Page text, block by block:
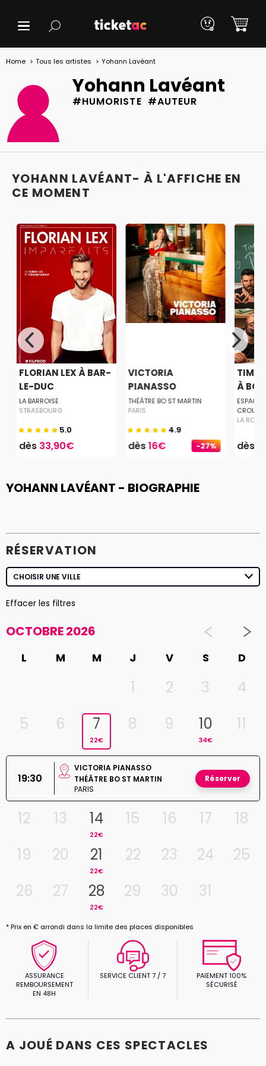
Home Tous les artistes Yohann Lavéant
Yohann Lavéant
#HUMORISTE #AUTEUR
YOHANN LAVÉANT- À L'AFFICHE EN
CE MOMENT
FLORIAN LEX À BAR-
LE-DUC
LA BARROISE
STRASBOURG
5.0
dès 33,90€ -27%
VICTORIA
PIANASSO
THÉÂTRE BO ST MARTIN
PARIS
4.9
dès16€
À
ESPACE
CROUZY
LA
dès
YOHANN LAVÉANT - BIOGRAPHIE
RÉSERVATION
Effacer les filtres
OCTOBRE 2026
L M M J V S D
1 2 3
4
5
6 7
22€
8 9 10
34€
11
19:30
VICTORIA PIANASSO
THÉÂTRE BO ST MARTIN
PARIS
Réserver
12 13 14
22€
15 16 17
18
19
20 21
22€
22 23 24
25
26
27 28
22€
29 30 31
* Prix en € arrondi dans la limite des places disponibles
ASSURANCE
REMBOURSEMENT
EN 48H
SERVICE CLIENT 7 / 7
PAIEMENT 100%
SÉCURISÉ
A JOUÉ DANS CES SPECTACLES